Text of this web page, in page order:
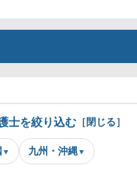
士を絞り込む ［閉じる］
九州・沖縄